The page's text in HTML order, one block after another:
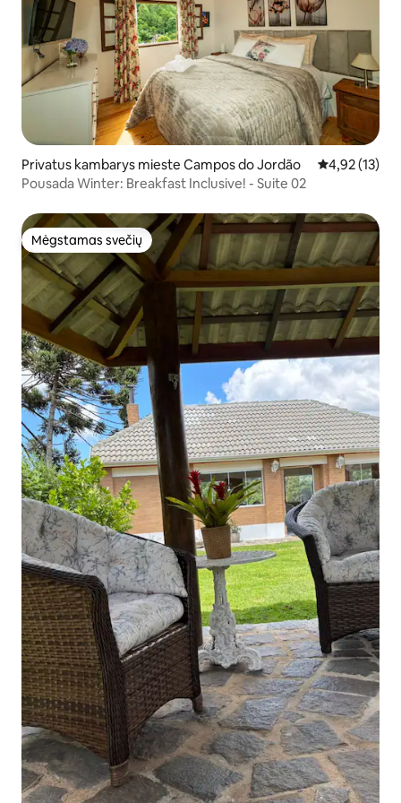
Privatus kambarys mieste Campos do Jordão Vidutinis
4,92 (13)
Pousada Winter: Breakfast Inclusive! - Suite 02
Mėgstamas svečių
Mėgstamas svečių